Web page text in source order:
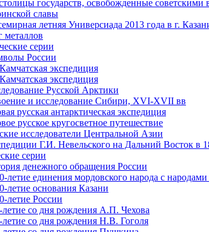
государств, освобожденные
славы
летняя Универсиада 2013 года в г.
металлов
серии
России
экспедиция
экспедиция
Русской Арктики
и исследование Сибири, XVI-XVII вв
русская антарктическая экспедиция
русское кругосветное путешествие
исследователи Центральной Азии
Г.И. Невельского на Дальний Восток в
серии
денежного обращения России
летие единения мордовского народа с народами
летие основания Казани
летие России
летие со дня рождения А.П. Чехова
летие со дня рождения Н.В. Гоголя